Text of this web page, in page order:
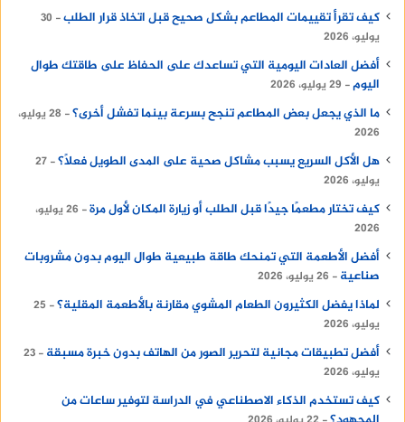
كيف تقرأ تقييمات المطاعم بشكل صحيح قبل اتخاذ قرار الطلب
30
يوليو، 2026
أفضل العادات اليومية التي تساعدك على الحفاظ على طاقتك طوال
اليوم
29 يوليو، 2026
ما الذي يجعل بعض المطاعم تنجح بسرعة بينما تفشل أخرى؟
28 يوليو،
2026
هل الأكل السريع يسبب مشاكل صحية على المدى الطويل فعلًا؟ 27
يوليو، 2026
كيف تختار مطعمًا جيدًا قبل الطلب أو زيارة المكان لأول مرة
26 يوليو،
2026
أفضل الأطعمة التي تمنحك طاقة طبيعية طوال اليوم بدون مشروبات
صناعية
26 يوليو، 2026
لماذا يفضل الكثيرون الطعام المشوي مقارنة بالأطعمة المقلية؟
25
يوليو، 2026
أفضل تطبيقات مجانية لتحرير الصور من الهاتف بدون خبرة مسبقة
23
يوليو، 2026
كيف تستخدم الذكاء الاصطناعي في الدراسة لتوفير ساعات من